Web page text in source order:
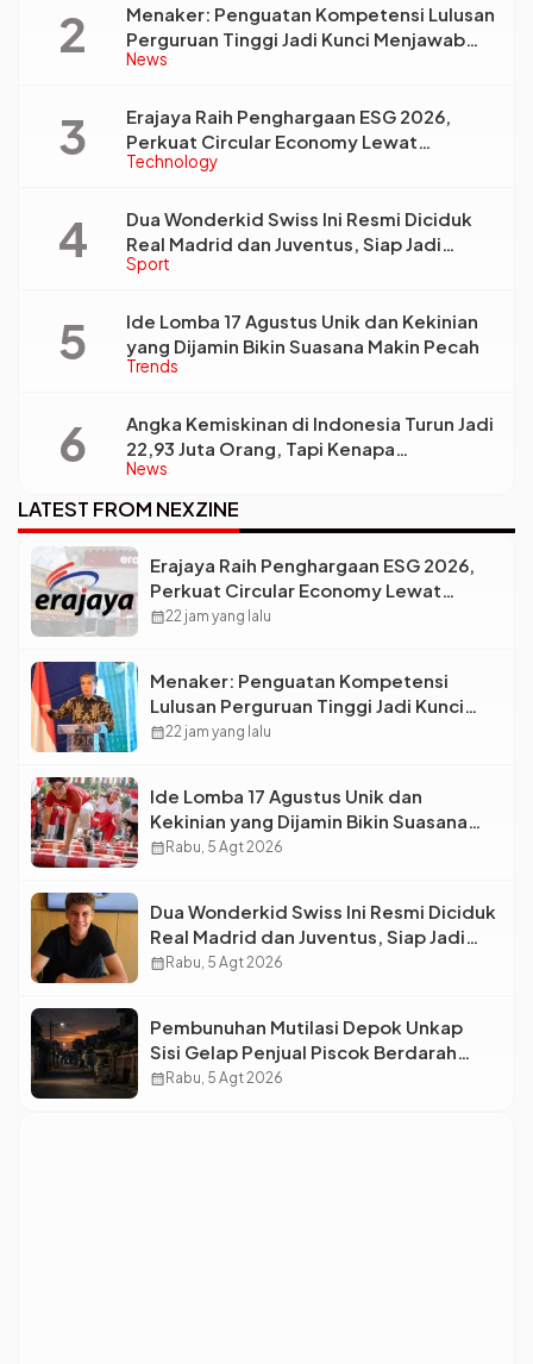
News
Menaker: Penguatan Kompetensi Lulusan
Perguruan Tinggi Jadi Kunci Menjawab
Kebutuhan Dunia Kerja
Technology
Erajaya Raih Penghargaan ESG 2026,
Perkuat Circular Economy Lewat
Pengelolaan Limbah Berkelanjutan
Sport
Dua Wonderkid Swiss Ini Resmi Diciduk
Real Madrid dan Juventus, Siap Jadi
Bintang Baru Eropa
Trends
Ide Lomba 17 Agustus Unik dan Kekinian
yang Dijamin Bikin Suasana Makin Pecah
News
Angka Kemiskinan di Indonesia Turun Jadi
22,93 Juta Orang, Tapi Kenapa
Ketimpangan Desa dan Kota Malah Makin
Lebar?
LATEST FROM NEXZINE
Erajaya Raih Penghargaan ESG 2026,
Perkuat Circular Economy Lewat
Pengelolaan Limbah Berkelanjutan
calendar_month22 jam yang lalu
Menaker: Penguatan Kompetensi
Lulusan Perguruan Tinggi Jadi Kunci
Menjawab Kebutuhan Dunia Kerja
calendar_month22 jam yang lalu
Ide Lomba 17 Agustus Unik dan
Kekinian yang Dijamin Bikin Suasana
Makin Pecah
calendar_month Rabu, 5 Agt 2026
Dua Wonderkid Swiss Ini Resmi Diciduk
Real Madrid dan Juventus, Siap Jadi
Bintang Baru Eropa
calendar_month Rabu, 5 Agt 2026
Pembunuhan Mutilasi Depok Unkap
Sisi Gelap Penjual Piscok Berdarah
Dingin
calendar_month Rabu, 5 Agt 2026